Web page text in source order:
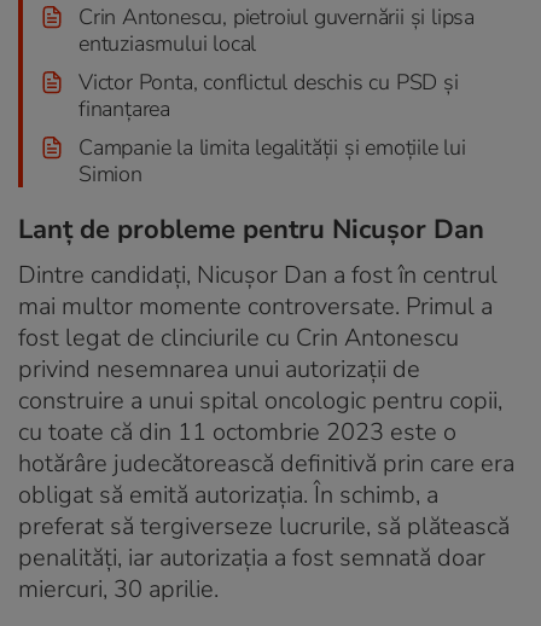
Crin Antonescu, pietroiul guvernării și lipsa
entuziasmului local
Victor Ponta, conflictul deschis cu PSD și
finanțarea
Campanie la limita legalității și emoțiile lui
Simion
Lanț de probleme pentru Nicușor Dan
Dintre candidați, Nicușor Dan a fost în centrul
mai multor momente controversate. Primul a
fost legat de clinciurile cu Crin Antonescu
privind nesemnarea unui autorizații de
construire a unui spital oncologic pentru copii,
cu toate că din 11 octombrie 2023 este o
hotărâre judecătorească definitivă prin care era
obligat să emită autorizația. În schimb, a
preferat să tergiverseze lucrurile, să plătească
penalități, iar autorizația a fost semnată doar
miercuri, 30 aprilie.